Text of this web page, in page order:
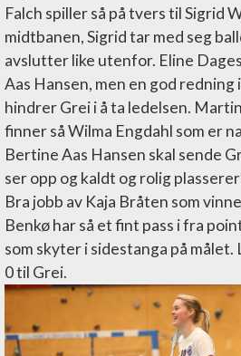
Falch spiller så på tvers til Sigrid
midtbanen, Sigrid tar med seg
avslutter like utenfor. Eline
Aas Hansen, men en god
hindrer Grei i å ta ledelsen.
finner så Wilma Engdahl som er
Bertine Aas Hansen skal sende
ser opp og kaldt og rolig
Bra jobb av Kaja Bråten som
Benkø har så et fint pass i fra
som skyter i sidestanga på målet.
0 til Grei.